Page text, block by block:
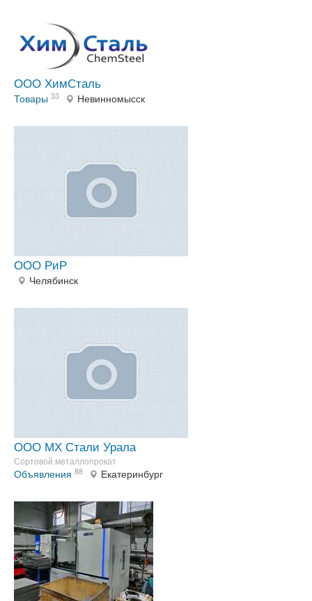
ООО ХимСталь
Товары 33 Невинномысск
ООО РиР
Челябинск
ООО МХ Стали Урала
Сортовой металлопрокат
Объявления 88 Екатеринбург